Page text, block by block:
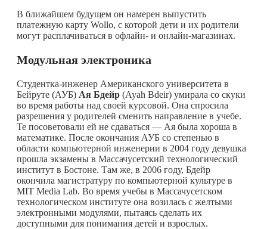
В ближайшем будущем он намерен выпустить
платежную карту Wollo, с которой дети и их родители
могут расплачиваться в офлайн- и онлайн-магазинах.
Модульная электроника
Студентка-инженер Американского университета в
Бейруте (АУБ) Ая Бдейр (Ayah Bdeir) умирала со скуки
во время работы над своей курсовой. Она спросила
разрешения у родителей сменить направление в учебе.
Те посоветовали ей не сдаваться — Ая была хороша в
математике. После окончания АУБ со степенью в
области компьютерной инженерии в 2004 году девушка
прошла экзамены в Массачусетский технологический
институт в Бостоне. Там же, в 2006 году, Бдейр
окончила магистратуру по компьютерной культуре в
MIT Media Lab. Во время учебы в Массачусетском
технологическом институте она возилась с желтыми
электронными модулями, пытаясь сделать их
доступными для понимания детей и взрослых.